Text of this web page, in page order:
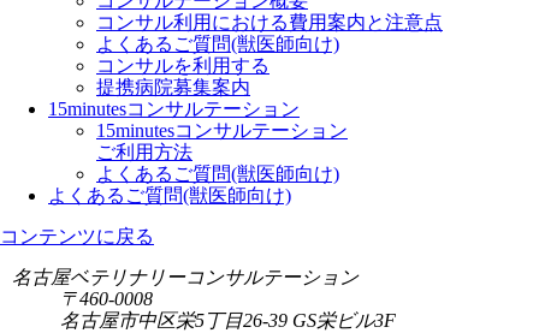
コンサル利用における費用案内と注意点
よくあるご質問(獣医師向け)
コンサルを利用する
提携病院募集案内
15minutesコンサルテーション
15minutesコンサルテーション
ご利用方法
よくあるご質問(獣医師向け)
よくあるご質問(獣医師向け)
コンテンツに戻る
名古屋ベテリナリーコンサルテーション
〒460-0008
名古屋市中区栄5丁目26-39 GS栄ビル3F